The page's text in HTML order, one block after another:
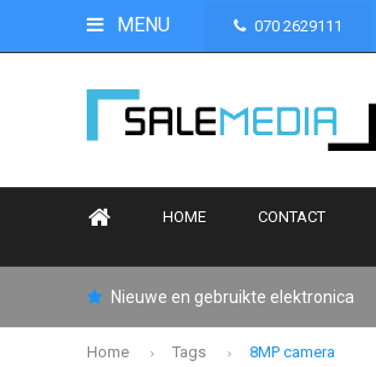
MENU 070 2629111
HOME CONTACT
Nieuwe en gebruikte elektronica
Home Tags 8MP camera